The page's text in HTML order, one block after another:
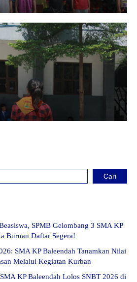
Cari
SPMB Gelombang 3 SMA KP
Buruan Daftar Segera!
SMA KP Baleendah Tanamkan Nilai
Melalui Kegiatan Kurban
KP Baleendah Lolos SNBT 2026 di